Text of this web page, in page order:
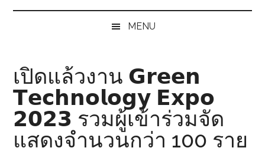
MENU
เปิดแล้วงาน 𝗚𝗿𝗲𝗲𝗻
𝗧𝗲𝗰𝗵𝗻𝗼𝗹𝗼𝗴𝘆 𝗘𝘅𝗽𝗼
𝟮𝟬𝟮𝟯 รวมผู้เข้าร่วมจัด
แสดงจำนวนกว่า 100 ราย